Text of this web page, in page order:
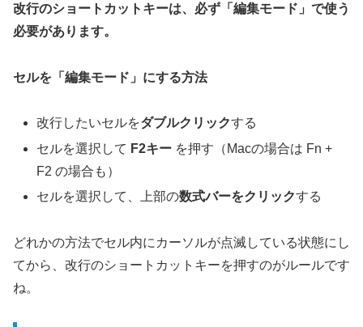
改行のショートカットキーは、必ず「編集モード」で使う
必要があります。
セルを「編集モード」にする方法
改行したいセルをダブルクリックする
セルを選択して F2キー を押す（Macの場合は Fn +
F2 の場合も）
セルを選択して、上部の数式バーをクリックする
どれかの方法でセル内にカーソルが点滅している状態にし
てから、改行のショートカットキーを押すのがルールです
ね。